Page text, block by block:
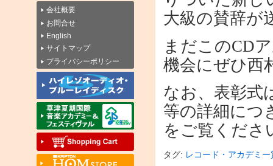
会社概要
お問合せ
English
サイトマップ
プライバシーポリシー
大級の賛辞が
まだこのCD
機会にぜひ西
なお、表彰式
等の詳細につ
をご覧くださ
タグ: レコード・アカデミー